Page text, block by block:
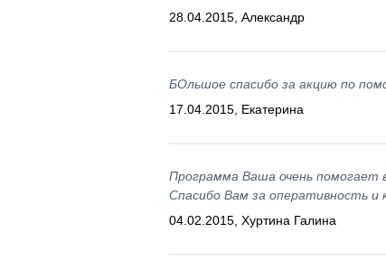
28.04.2015, Александр
БОльшое спасибо за акцию по
17.04.2015, Екатерина
Программа Ваша очень помогает
Спасибо Вам за оперативность и
04.02.2015, Хуртина Галина